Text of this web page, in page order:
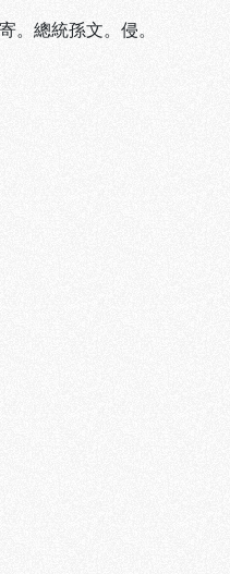
總統孫文。侵。